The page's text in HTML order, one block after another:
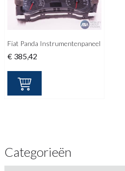
Fiat Panda Instrumentenpaneel
€ 385,42
Categorieën